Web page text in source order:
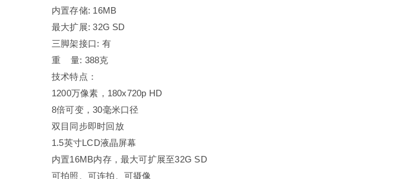
内置存储: 16MB
最大扩展: 32G SD
三脚架接口: 有
重 量: 388克
技术特点：
1200万像素，180x720p HD
8倍可变，30毫米口径
双目同步即时回放
1.5英寸LCD液晶屏幕
内置16MB内存，最大可扩展至32G SD
可拍照、可连拍、可摄像